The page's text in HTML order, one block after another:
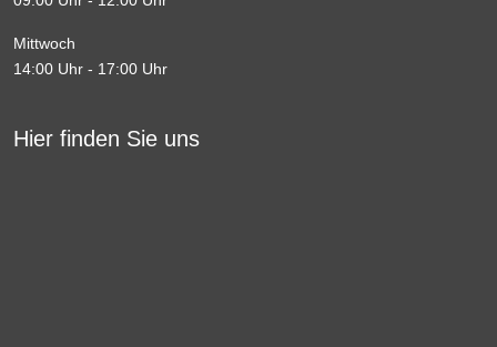
Mittwoch
14:00 Uhr - 17:00 Uhr
Hier finden Sie uns